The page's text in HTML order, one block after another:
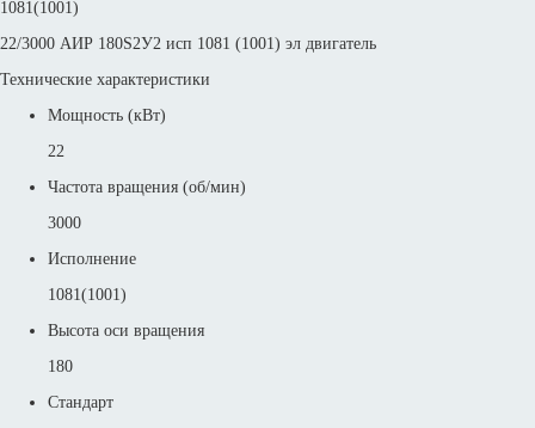
1081(1001)
22/3000 АИР 180S2У2 исп 1081 (1001) эл двигатель
Технические характеристики
Мощность (кВт)
22
Частота вращения (об/мин)
3000
Исполнение
1081(1001)
Высота оси вращения
180
Стандарт